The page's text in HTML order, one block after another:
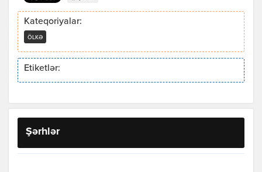
Kateqoriyalar:
ÖLKƏ
Etiketlər:
Şərhlər